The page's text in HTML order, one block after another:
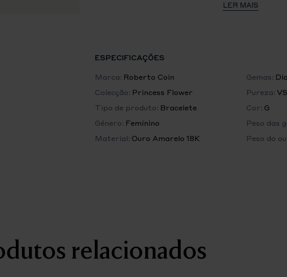
LER MAIS
ESPECIFICAÇÕES
Marca: Roberto Coin
Colecção: Princess Flower
Tipo de produto: Bracelete
Género: Feminino
Material: Ouro Amarelo 18K
Gemas:
Pureza: VS
Cor: G
Peso das
Peso do
relacionados